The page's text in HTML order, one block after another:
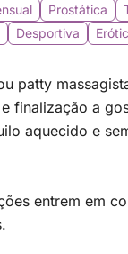
Prostática
Desportiva
patty
finalização a
aquecido e
entrem em